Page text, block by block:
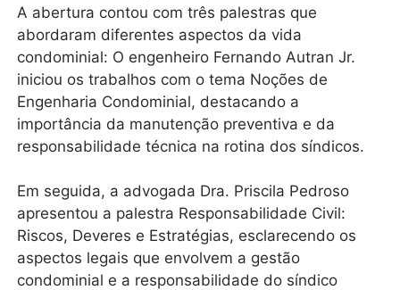
A abertura contou com três palestras que
abordaram diferentes aspectos da vida
condominial: O engenheiro Fernando Autran Jr.
iniciou os trabalhos com o tema Noções de
Engenharia Condominial, destacando a
importância da manutenção preventiva e da
responsabilidade técnica na rotina dos síndicos.
Em seguida, a advogada Dra. Priscila Pedroso
apresentou a palestra Responsabilidade Civil:
Riscos, Deveres e Estratégias, esclarecendo os
aspectos legais que envolvem a gestão
condominial e a responsabilidade do síndico